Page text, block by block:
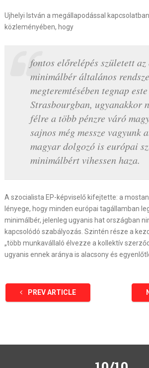
Ujhelyi István a megállapodással
közleményében, hogy
fontos előrelépés született
minimálbér általános
megteremtésében tegnap este
Strasbourgban, ugyanakkor
félre a több pénzre váró
sajnos még messze vagyunk
magyar dolgozó is európai
minimálbért vihessen haza.
A szocialista EP-képviselő kifejtette: a
lényege, hogy minden európai tagállamban
minimálbér, jelenleg ugyanis hat országban
kapcsolódó szabályozás. Szintén része a
„több munkavállaló élvezze a kollektív
ugyanis ennek aránya is alacsony és
PREV ARTICLE